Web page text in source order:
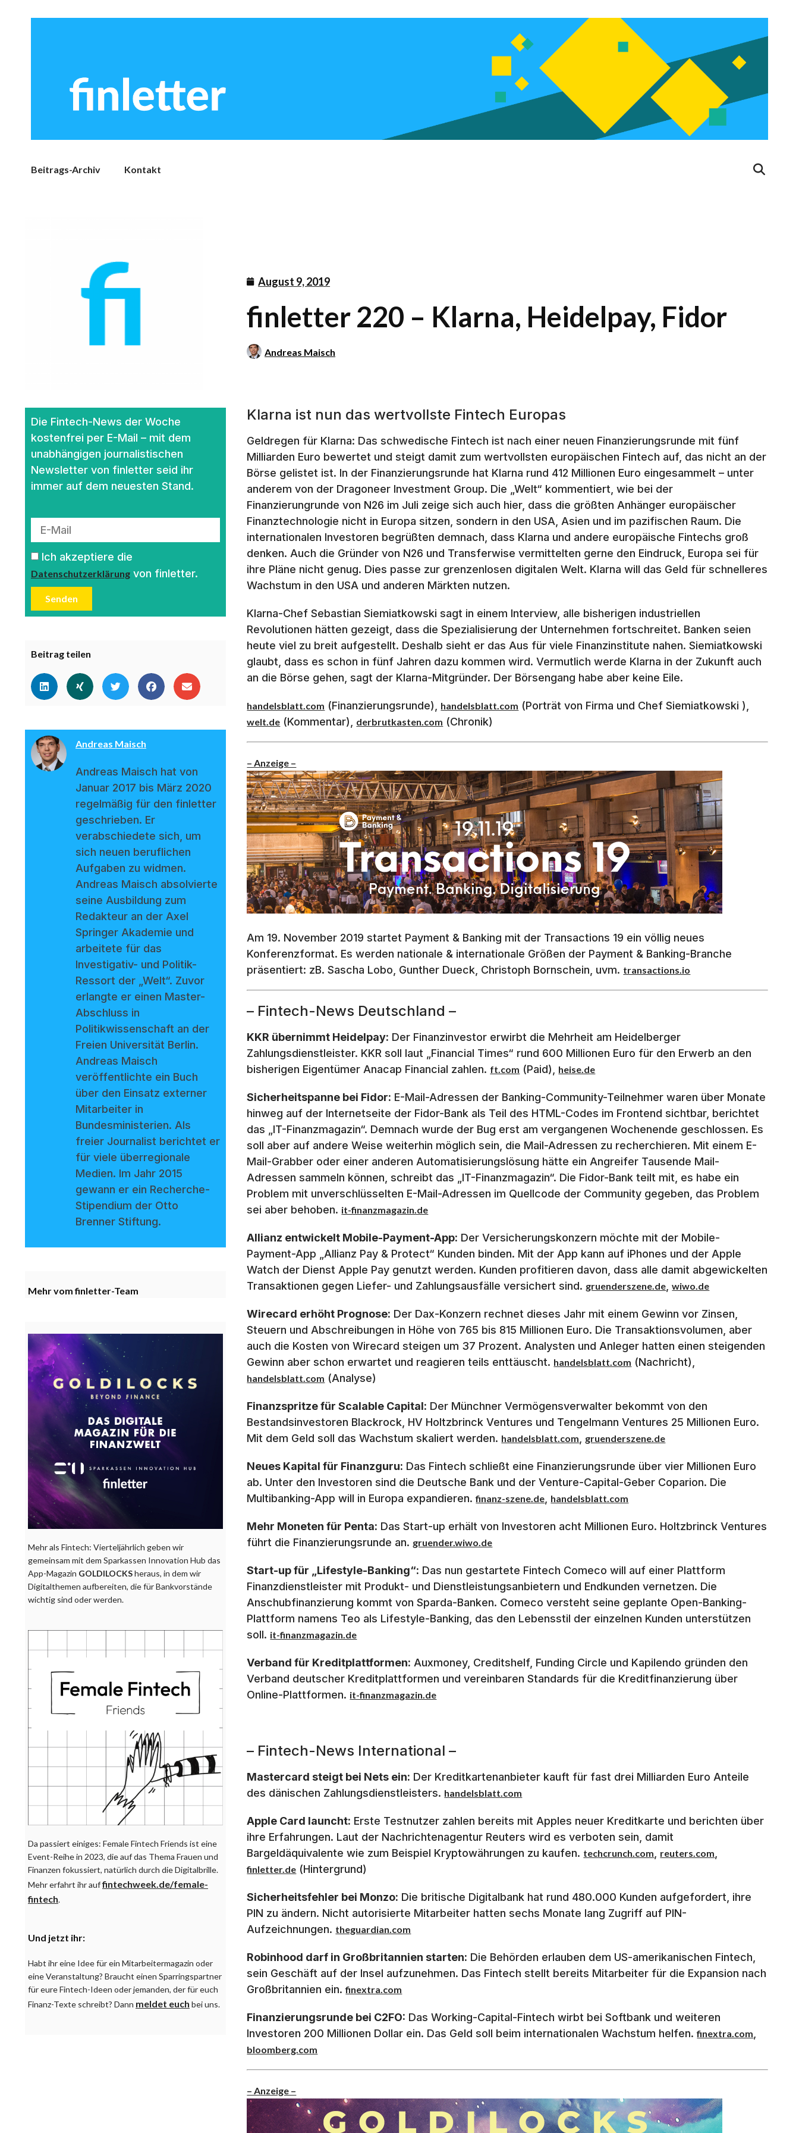
Beitrags-Archiv Kontakt
August 9, 2019
finletter 220 – Klarna, Heidelpay, Fidor
Andreas Maisch
Die Fintech-News der Woche
kostenfrei per E-Mail – mit dem
unabhängigen journalistischen
Newsletter von finletter seid ihr
immer auf dem neuesten Stand.
Ich akzeptiere die
Datenschutzerklärung von finletter.
Senden
Beitrag teilen
Andreas Maisch
Andreas Maisch hat von
Januar 2017 bis März 2020
regelmäßig für den finletter
geschrieben. Er
verabschiedete sich, um
sich neuen beruflichen
Aufgaben zu widmen.
Andreas Maisch absolvierte
seine Ausbildung zum
Redakteur an der Axel
Springer Akademie und
arbeitete für das
Investigativ- und Politik-
Ressort der „Welt“. Zuvor
erlangte er einen Master-
Abschluss in
Politikwissenschaft an der
Freien Universität Berlin.
Andreas Maisch
veröffentlichte ein Buch
über den Einsatz externer
Mitarbeiter in
Bundesministerien. Als
freier Journalist berichtet er
für viele überregionale
Medien. Im Jahr 2015
gewann er ein Recherche-
Stipendium der Otto
Brenner Stiftung.
Mehr vom finletter-Team
Mehr als Fintech: Vierteljährlich geben wir
gemeinsam mit dem Sparkassen Innovation Hub das
App-Magazin GOLDILOCKSheraus, in dem wir
Digitalthemen aufbereiten, die für Bankvorstände
wichtig sind oder werden.
Da passiert einiges: Female Fintech Friends ist eine
Event-Reihe in 2023, die auf das Thema Frauen und
Finanzen fokussiert, natürlich durch die Digitalbrille.
Mehr erfahrt ihr auffintechweek.de/female-
fintech.
Und jetzt ihr:
Habt ihr eine Idee für ein Mitarbeitermagazin oder
eine Veranstaltung? Braucht einen Sparringspartner
für eure Fintech-Ideen oder jemanden, der für euch
Finanz-Texte schreibt? Dann meldet euch bei uns.
Klarna ist nun das wertvollste Fintech Europas
Geldregen für Klarna: Das schwedische Fintech ist nach einer neuen Finanzierungsrunde mit fünf
Milliarden Euro bewertet und steigt damit zum wertvollsten europäischen Fintech auf, das nicht an der
Börse gelistet ist. In der Finanzierungsrunde hat Klarna rund 412 Millionen Euro eingesammelt – unter
anderem von der Dragoneer Investment Group. Die „Welt“ kommentiert, wie bei der
Finanzierungrunde von N26 im Juli zeige sich auch hier, dass die größten Anhänger europäischer
Finanztechnologie nicht in Europa sitzen, sondern in den USA, Asien und im pazifischen Raum. Die
internationalen Investoren begrüßten demnach, dass Klarna und andere europäische Fintechs groß
denken. Auch die Gründer von N26 und Transferwise vermittelten gerne den Eindruck, Europa sei für
ihre Pläne nicht genug. Dies passe zur grenzenlosen digitalen Welt. Klarna will das Geld für schnelleres
Wachstum in den USA und anderen Märkten nutzen.
Klarna-Chef Sebastian Siemiatkowski sagt in einem Interview, alle bisherigen industriellen
Revolutionen hätten gezeigt, dass die Spezialisierung der Unternehmen fortschreitet. Banken seien
heute viel zu breit aufgestellt. Deshalb sieht er das Aus für viele Finanzinstitute nahen. Siemiatkowski
glaubt, dass es schon in fünf Jahren dazu kommen wird. Vermutlich werde Klarna in der Zukunft auch
an die Börse gehen, sagt der Klarna-Mitgründer. Der Börsengang habe aber keine Eile.
handelsblatt.com (Finanzierungsrunde), handelsblatt.com (Porträt von Firma und Chef Siemiatkowski ),
welt.de (Kommentar), derbrutkasten.com (Chronik)
– Anzeige –
Am 19. November 2019 startet Payment & Banking mit der Transactions 19 ein völlig neues
Konferenzformat. Es werden nationale & internationale Größen der Payment & Banking-Branche
präsentiert: zB. Sascha Lobo, Gunther Dueck, Christoph Bornschein, uvm. transactions.io
– Fintech-News Deutschland –
KKR übernimmt Heidelpay: Der Finanzinvestor erwirbt die Mehrheit am Heidelberger
Zahlungsdienstleister. KKR soll laut „Financial Times“ rund 600 Millionen Euro für den Erwerb an den
bisherigen Eigentümer Anacap Financial zahlen. ft.com (Paid), heise.de
Sicherheitspanne bei Fidor: E-Mail-Adressen der Banking-Community-Teilnehmer waren über Monate
hinweg auf der Internetseite der Fidor-Bank als Teil des HTML-Codes im Frontend sichtbar, berichtet
das „IT-Finanzmagazin“. Demnach wurde der Bug erst am vergangenen Wochenende geschlossen. Es
soll aber auf andere Weise weiterhin möglich sein, die Mail-Adressen zu recherchieren. Mit einem E-
Mail-Grabber oder einer anderen Automatisierungslösung hätte ein Angreifer Tausende Mail-
Adressen sammeln können, schreibt das „IT-Finanzmagazin“. Die Fidor-Bank teilt mit, es habe ein
Problem mit unverschlüsselten E-Mail-Adressen im Quellcode der Community gegeben, das Problem
sei aber behoben. it-finanzmagazin.de
Allianz entwickelt Mobile-Payment-App: Der Versicherungskonzern möchte mit der Mobile-
Payment-App „Allianz Pay & Protect“ Kunden binden. Mit der App kann auf iPhones und der Apple
Watch der Dienst Apple Pay genutzt werden. Kunden profitieren davon, dass alle damit abgewickelten
Transaktionen gegen Liefer- und Zahlungsausfälle versichert sind. gruenderszene.de ,wiwo.de
Wirecard erhöht Prognose: Der Dax-Konzern rechnet dieses Jahr mit einem Gewinn vor Zinsen,
Steuern und Abschreibungen in Höhe von 765 bis 815 Millionen Euro. Die Transaktionsvolumen, aber
auch die Kosten von Wirecard steigen um 37 Prozent. Analysten und Anleger hatten einen steigenden
Gewinn aber schon erwartet und reagieren teils enttäuscht. handelsblatt.com (Nachricht),
handelsblatt.com (Analyse)
Finanzspritze für Scalable Capital: Der Münchner Vermögensverwalter bekommt von den
Bestandsinvestoren Blackrock, HV Holtzbrinck Ventures und Tengelmann Ventures 25 Millionen Euro.
Mit dem Geld soll das Wachstum skaliert werden. handelsblatt.com gruenderszene.de
Neues Kapital für Finanzguru: Das Fintech schließt eine Finanzierungsrunde über vier Millionen Euro
ab. Unter den Investoren sind die Deutsche Bank und der Venture-Capital-Geber Coparion. Die
Multibanking-App will in Europa expandieren.finanz-szene.de handelsblatt.com
Mehr Moneten für Penta: Das Start-up erhält von Investoren acht Millionen Euro. Holtzbrinck Ventures
führt die Finanzierungsrunde an. gruender.wiwo.de
Start-up für „Lifestyle-Banking“: Das nun gestartete Fintech Comeco will auf einer Plattform
Finanzdienstleister mit Produkt- und Dienstleistungsanbietern und Endkunden vernetzen. Die
Anschubfinanzierung kommt von Sparda-Banken. Comeco versteht seine geplante Open-Banking-
Plattform namens Teo als Lifestyle-Banking, das den Lebensstil der einzelnen Kunden unterstützen
soll. it-finanzmagazin.de
Verband für Kreditplattformen: Auxmoney, Creditshelf, Funding Circle und Kapilendo gründen den
Verband deutscher Kreditplattformen und vereinbaren Standards für die Kreditfinanzierung über
Online-Plattformen. it-finanzmagazin.de
– Fintech-News International –
Mastercard steigt bei Nets ein: Der Kreditkartenanbieter kauft für fast drei Milliarden Euro Anteile
des dänischen Zahlungsdienstleisters. handelsblatt.com
Apple Card launcht: Erste Testnutzer zahlen bereits mit Apples neuer Kreditkarte und berichten über
ihre Erfahrungen. Laut der Nachrichtenagentur Reuters wird es verboten sein, damit
Bargeldäquivalente wie zum Beispiel Kryptowährungen zu kaufen. techcrunch.com reuters.com
finletter.de (Hintergrund)
Sicherheitsfehler bei Monzo: Die britische Digitalbank hat rund 480.000 Kunden aufgefordert, ihre
PIN zu ändern. Nicht autorisierte Mitarbeiter hatten sechs Monate lang Zugriff auf PIN-
Aufzeichnungen. theguardian.com
Robinhood darf in Großbritannien starten: Die Behörden erlauben dem US-amerikanischen Fintech,
sein Geschäft auf der Insel aufzunehmen. Das Fintech stellt bereits Mitarbeiter für die Expansion nach
Großbritannien ein.finextra.com
Finanzierungsrunde bei C2FO: Das Working-Capital-Fintech wirbt bei Softbank und weiteren
Investoren 200 Millionen Dollar ein. Das Geld soll beim internationalen Wachstum helfen.finextra.com
bloomberg.com
– Anzeige –